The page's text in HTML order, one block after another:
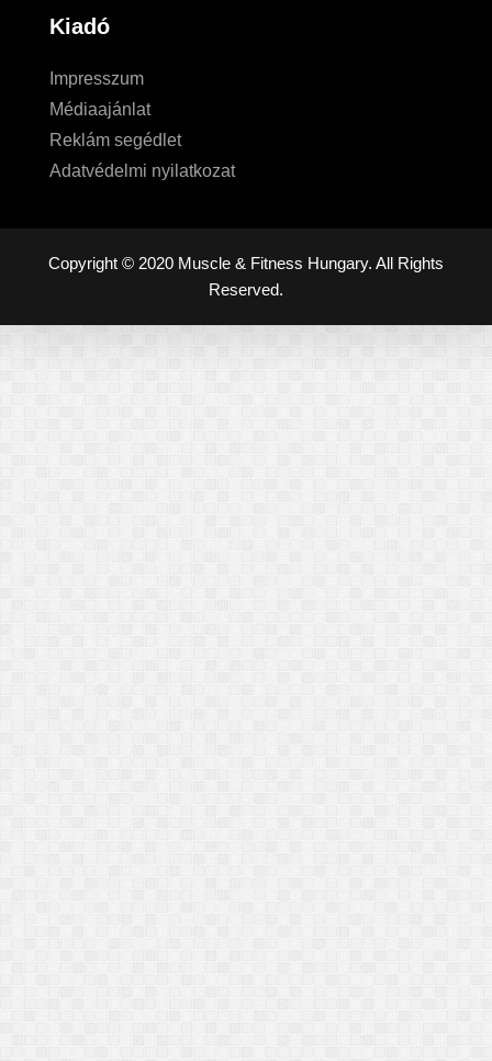
Kiadó
Impresszum
Médiaajánlat
Reklám segédlet
Adatvédelmi nyilatkozat
Copyright © 2020 Muscle & Fitness Hungary. All Rights
Reserved.